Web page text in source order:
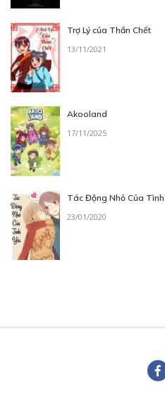
Trợ Lý của Thần Chết
13/11/2021
Akooland
17/11/2025
Tác Động Nhỏ Của Tình
23/01/2020